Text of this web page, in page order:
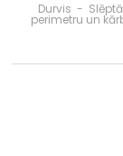
Durvis -
perimetru un